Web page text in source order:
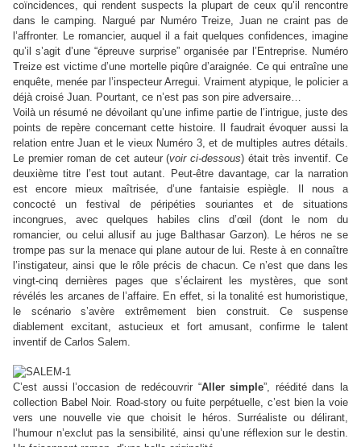
coïncidences, qui rendent suspects la plupart de ceux qu’il rencontre
dans le camping. Nargué par Numéro Treize, Juan ne craint pas de
l’affronter. Le romancier, auquel il a fait quelques confidences, imagine
qu’il s’agit d’une“épreuve surprise”organisée par l’Entreprise. Numéro
Treize est victime d’une mortelle piqûre d’araignée. Ce qui entraîne une
enquête, menée par l’inspecteur Arregui. Vraiment atypique, le policier a
déjà croisé Juan. Pourtant, ce n’est pas son pire adversaire…
Voilà un résumé ne dévoilant qu’une infime partie de l’intrigue, juste des
points de repère concernant cette histoire. Il faudrait évoquer aussi la
relation entre Juan et le vieux Numéro 3, et de multiples autres détails.
Le premier roman de cet auteur (voir ci-dessous) était très inventif. Ce
deuxième titre l’est tout autant. Peut-être davantage, car la narration
est encore mieux maîtrisée, d’une fantaisie espiègle. Il nous a
concocté un festival de péripéties souriantes et de situations
incongrues, avec quelques habiles clins d’œil (dont le nom du
romancier, ou celui allusif au juge Balthasar Garzon). Le héros ne se
trompe pas sur la menace qui plane autour de lui. Reste à en connaître
l’instigateur, ainsi que le rôle précis de chacun. Ce n’est que dans les
vingt-cinq dernières pages que s’éclairent les mystères, que sont
révélés les arcanes de l’affaire. En effet, si la tonalité est humoristique,
le scénario s’avère extrêmement bien construit. Ce suspense
diablement excitant, astucieux et fort amusant, confirme le talent
inventif de Carlos Salem.
C’est aussi l’occasion de redécouvrir “Aller simple”, réédité dans la
collection Babel Noir. Road-story ou fuite perpétuelle, c’est bien la voie
vers une nouvelle vie que choisit le héros. Surréaliste ou délirant,
l’humour n’exclut pas la sensibilité, ainsi qu’une réflexion sur le destin.